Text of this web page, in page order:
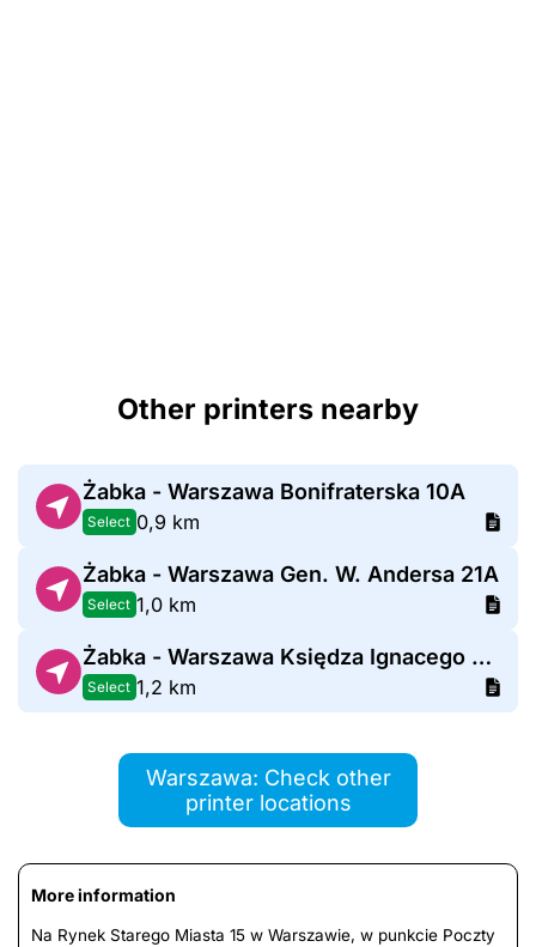
Other printers nearby
Żabka - Warszawa Bonifraterska 10A
Select 0,9 km
Żabka - Warszawa Gen. W. Andersa 21A
Select 1,0 km
Żabka - Warszawa Księdza Ignacego Kłopotowskiego 11
Select 1,2 km
Warszawa: Check other
printer locations
More information
Na Rynek Starego Miasta 15 w Warszawie, w punkcie Poczty